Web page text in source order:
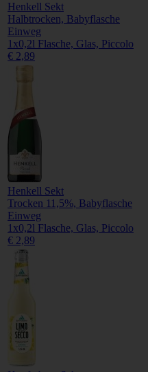
Henkell Sekt
Halbtrocken, Babyflasche
Einweg
1x0,2l Flasche, Glas, Piccolo
€ 2,89
Henkell Sekt
Trocken 11,5%, Babyflasche
Einweg
1x0,2l Flasche, Glas, Piccolo
€ 2,89